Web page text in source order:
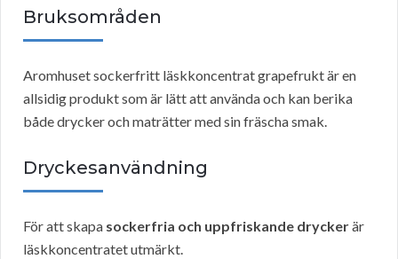
Bruksområden
Aromhuset sockerfritt läskkoncentrat grapefrukt är en
allsidig produkt som är lätt att använda och kan berika
både drycker och maträtter med sin fräscha smak.
Dryckesanvändning
För att skapa sockerfria och uppfriskande dryckerär
läskkoncentratet utmärkt.